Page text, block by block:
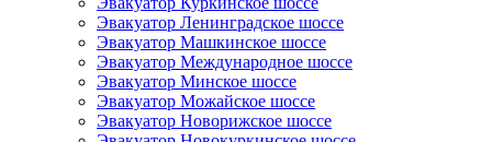
Эвакуатор Ленинградское шоссе
Эвакуатор Машкинское шоссе
Эвакуатор Международное шоссе
Эвакуатор Минское шоссе
Эвакуатор Можайское шоссе
Эвакуатор Новорижское шоссе